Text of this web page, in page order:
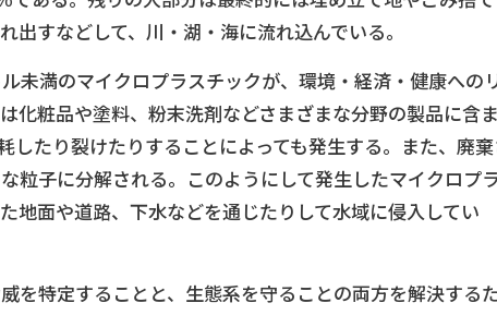
出すなどして、川・湖・海に流れ込んでいる。
未満のマイクロプラスチックが、環境・経済・健康への
化粧品や塗料、粉末洗剤などさまざまな分野の製品に含ま
したり裂けたりすることによっても発生する。また、廃棄
粒子に分解される。このようにして発生したマイクロプラ
地面や道路、下水などを通じたりして水域に侵入してい
を特定することと、生態系を守ることの両方を解決する